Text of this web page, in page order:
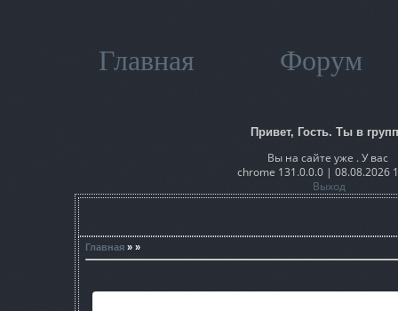
Главная Форум
Привет, Гость. Ты в
Вы на сайте уже . У вас
chrome 131.0.0.0 | 08.08.2026
Выход
Главная » »